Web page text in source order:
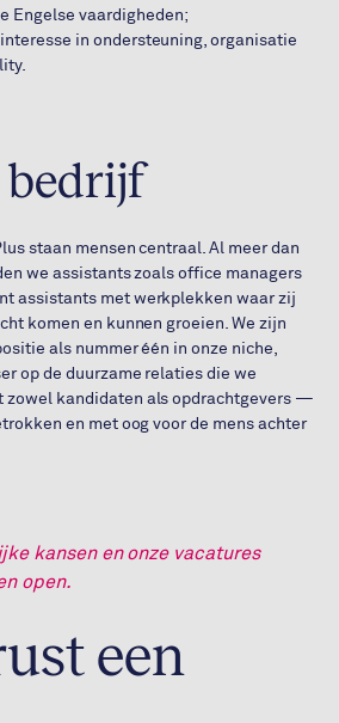
Engelse vaardigheden;
in ondersteuning, organisatie
bedrijf
staan mensen centraal. Al meer dan
we assistants zoals office managers
assistants met werkplekken waar zij
komen en kunnen groeien. We zijn
als nummer één in onze niche,
op de duurzame relaties die we
zowel kandidaten als opdrachtgevers —
en met oog voor de mens achter
kansen en onze vacatures
open.
een